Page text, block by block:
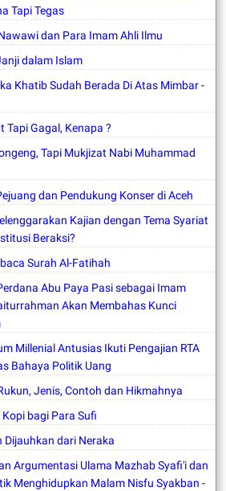
Tapi Tegas
dan Para Imam Ahli Ilmu
dalam Islam
Khatib Sudah Berada Di Atas Mimbar-
Tapi Gagal, Kenapa ?
Tapi Mukjizat Nabi Muhammad
dan Pendukung Konser di Aceh
Kajian dengan Tema Syariat
Beraksi?
Surah Al-Fatihah
Abu Paya Pasi sebagai Imam
Akan Membahas Kunci
Millenial Antusias Ikuti Pengajian RTA
Bahaya Politik Uang
Jenis, Contoh dan Hikmahnya
bagi Para Sufi
Dijauhkan dari Neraka
Argumentasi Ulama Mazhab Syafi'i dan
Menghidupkan Malam Nisfu Syakban -